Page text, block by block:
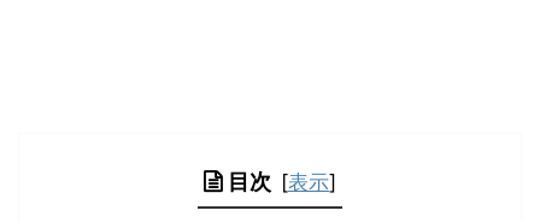
目次 [表示]